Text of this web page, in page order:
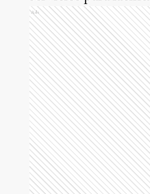
Ads